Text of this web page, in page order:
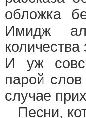
обложка
Имидж
И уж
парой
случае
Песни,